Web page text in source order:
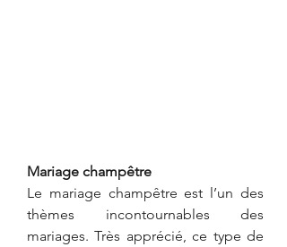
Mariage champêtre
Le mariage champêtre est l’un des
thèmes incontournables des
mariages. Très apprécié, ce type de